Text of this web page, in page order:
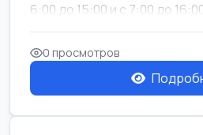
6:00 до 15:00 и с 7:00 до
0 просмотров